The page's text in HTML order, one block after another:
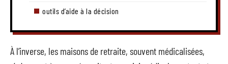
outils d’aide à la décision
À l’inverse, les maisons de retraite, souvent médicalisées,